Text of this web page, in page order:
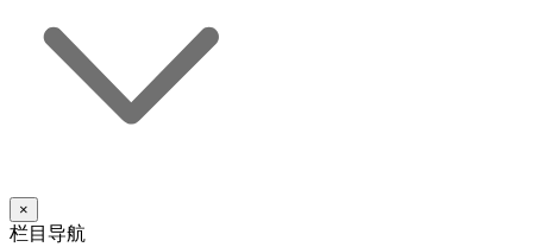
×
栏目导航